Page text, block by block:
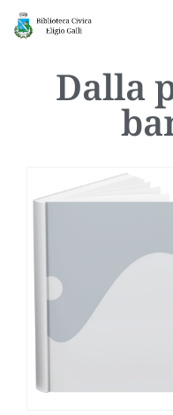
Dalla